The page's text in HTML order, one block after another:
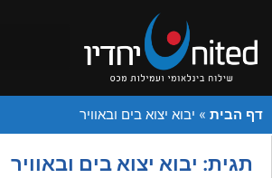
דף הבית » יבוא יצוא בים ובאוויר
תגית: יבוא יצוא בים ובאוויר